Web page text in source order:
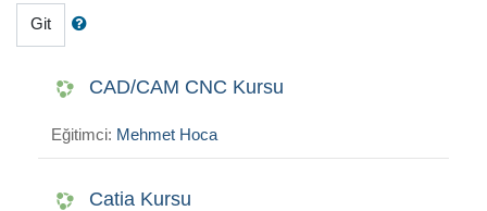
Git
CAD/CAM CNC Kursu
Eğitimci: Mehmet Hoca
Catia Kursu